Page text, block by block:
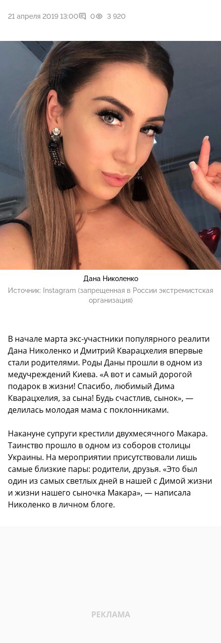
21 апреля 2019 13:00 0 3 920
Дана Николенко
Источник:
Instagram (запрещенная в России экстремистская
организация)
В начале марта экс-участники популярного реалити
Дана Николенко и Дмитрий Кварацхелия впервые
стали родителями. Роды Даны прошли в одном из
медучреждений Киева. «А вот и самый дорогой
подарок в жизни! Спасибо, любимый Дима
Кварацхелия, за сына! Будь счастлив, сынок», —
делилась молодая мама с поклонниками.
Накануне супруги крестили двухмесячного Макара.
Таинство прошло в одном из соборов столицы
Украины. На мероприятии присутствовали лишь
самые близкие пары: родители, друзья. «Это был
один из самых светлых дней в нашей с Димой жизни
и жизни нашего сыночка Макара», — написала
Николенко в личном блоге.